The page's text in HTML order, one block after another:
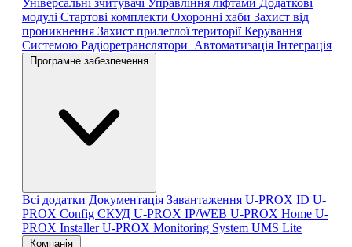
Універсальні зчитувачі Управління ліфтами Додаткові
модулі Стартові комплекти Охоронні хаби Захист від
проникнення Захист прилеглої територіїКерування
Системою Радіоретранслятори Автоматизація Інтеграція
Програмне забезпечення
Всі додатки Документація Завантаження U-PROX ID U-
PROX Config СКУД U-PROX IP/WEB U-PROX Home U-
PROX InstallerU-PROX Monitoring System UMS Lite
Компанія